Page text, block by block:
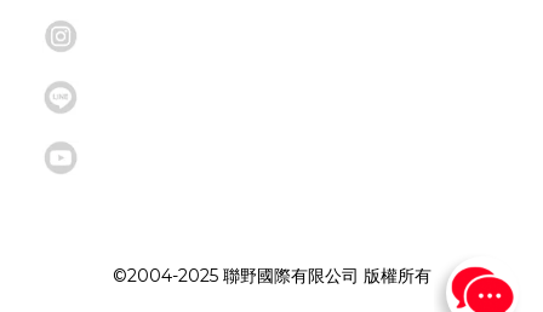
©2004-2025 聯野國際有限公司 版權所有